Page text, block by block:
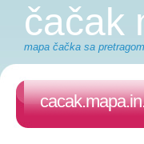
čačak
mapa čačka sa